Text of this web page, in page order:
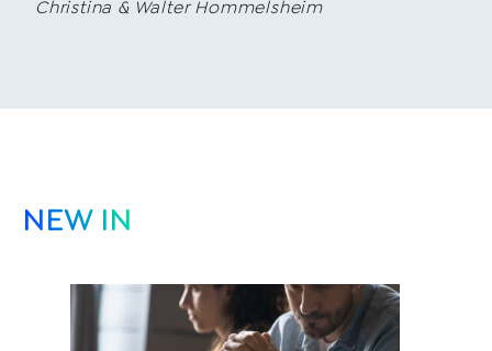
Christina & Walter Hommelsheim
NEW IN